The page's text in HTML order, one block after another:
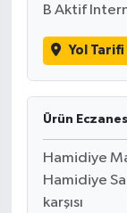
B Aktif
Yol Tarifi
Ürün
Hamidiye
Hamidiye
karşısı